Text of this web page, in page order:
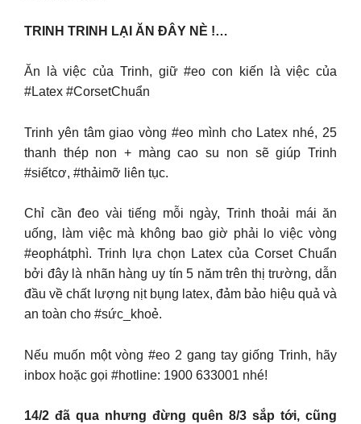
TRINH TRINH LẠI ĂN ĐÂY NÈ !…
Ăn là việc của Trinh, giữ #eo con kiến là việc của
#Latex #CorsetChuẩn
Trinh yên tâm giao vòng #eo mình cho Latex nhé, 25
thanh thép non + màng cao su non sẽ giúp Trinh
#siếtcơ, #thảimỡ liên tục.
Chỉ cần đeo vài tiếng mỗi ngày, Trinh thoải mái ăn
uống, làm việc mà không bao giờ phải lo việc vòng
#eophátphì. Trinh lựa chọn Latex của Corset Chuẩn
bởi đây là nhãn hàng uy tín 5 năm trên thị trường, dẫn
đầu về chất lượng nịt bụng latex, đảm bảo hiệu quả và
an toàn cho #sức_khoẻ.
Nếu muốn một vòng #eo 2 gang tay giống Trinh, hãy
inbox hoặc gọi #hotline: 1900 633001 nhé!
14/2 đã qua nhưng đừng quên 8/3 sắp tới, cũng